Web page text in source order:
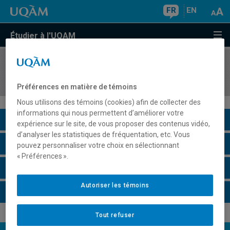
FR EN
Étudier à l'UQAM
COURS//
Description du cours
Horaire - Été 2026
Préférences en matière de témoins
Nous utilisons des témoins (cookies) afin de collecter des
informations qui nous permettent d’améliorer votre
expérience sur le site, de vous proposer des contenus vidéo,
d’analyser les statistiques de fréquentation, etc. Vous
pouvez personnaliser votre choix en sélectionnant
« Préférences ».
Tout refuser
Autoriser les témoins